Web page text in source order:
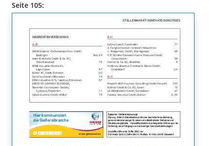
Seite 105: